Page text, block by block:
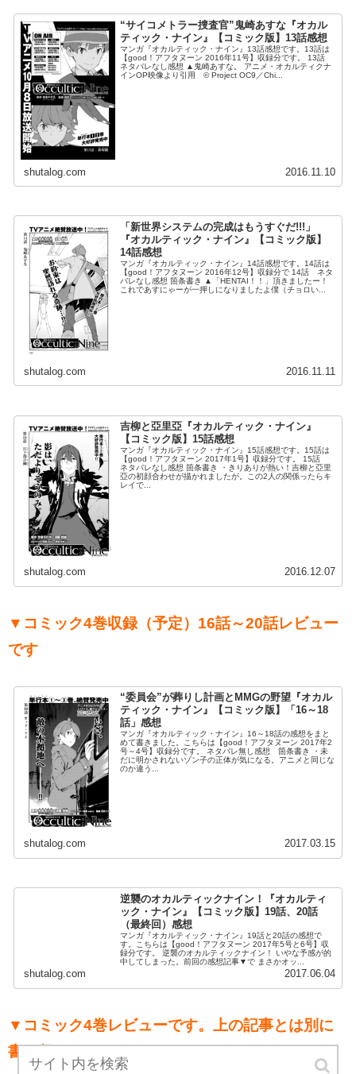
“サイコメトラー捜査官”鬼崎あすな『オカル
ティック・ナイン』【コミック版】13話感想
マンガ『オカルティック・ナイン』13話感想です。13話は
【good！アフタヌーン 2016年11号】収録分です。 13話
ネタバレなし感想 ▲鬼崎あすな。 アニメ・オカルティクナ
インOP映像より引用 © Project OC9／Chi...
shutalog.com 2016.11.10
「新世界システムの完成はもうすぐだ!!!」
『オカルティック・ナイン』【コミック版】
14話感想
マンガ『オカルティック・ナイン』14話感想です。14話は
【good！アフタヌーン 2016年12号】収録分で 14話 ネタ
バレなし感想 箇条書き ▲「HENTAI！！」頂きましたー！
これであすにゃーが一押しになりましたよ僕（チョロい...
shutalog.com 2016.11.11
吉柳と亞里亞『オカルティック・ナイン』
【コミック版】15話感想
マンガ『オカルティック・ナイン』15話感想です。15話は
【good！アフタヌーン 2017年1号】収録分です。 15話
ネタバレなし感想 箇条書き ・きりありが熱い！吉柳と亞里
亞の初顔合わせが描かれましたが。この2人の関係ったらキ
レイで...
shutalog.com 2016.12.07
▼コミック4巻収録（予定）16話～20話レビュー
です
“委員会”が葬りし計画とMMGの野望『オカル
ティック・ナイン』【コミック版】「16～18
話」感想
マンガ『オカルティック・ナイン』16～18話の感想をまと
めて書きました。こちらは【good！アフタヌーン 2017年2
号～4号】収録分です。 ネタバレ無し感想 箇条書き ・未
だに明かされないゾン子の正体が気になる。アニメと同じな
のか違う...
shutalog.com 2017.03.15
逆襲のオカルティックナイン！『オカルティ
ック・ナイン』【コミック版】19話、20話
（最終回）感想
マンガ『オカルティック・ナイン』19話と20話の感想で
す。こちらは【good！アフタヌーン 2017年5号と6号】収
録分です。 逆襲のオカルティックナイン！ いやな予感が的
中してしまった。前回の感想記事▼で まさかオッ...
shutalog.com 2017.06.04
▼コミック4巻レビューです。上の記事とは別に
書き起こしています。